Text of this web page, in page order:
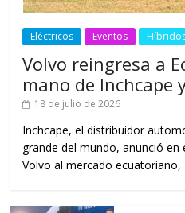
Eléctricos Eventos
Volvo reingresa a
mano de Inchcape
18 de julio de 2026
Inchcape, el distribuidor
grande del mundo, anunció
Volvo al mercado ecuatoriano,